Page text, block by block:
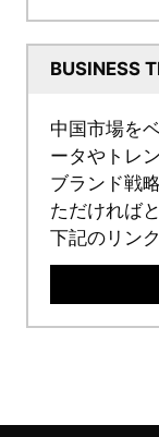
BUSINESS
中国市場を
ータやトレ
ブランド戦
ただければ
下記のリン